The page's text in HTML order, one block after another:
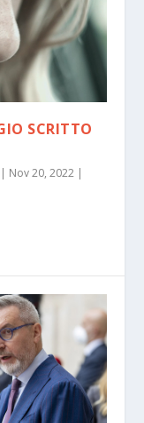
SCRITTO
Nov 20, 2022 |